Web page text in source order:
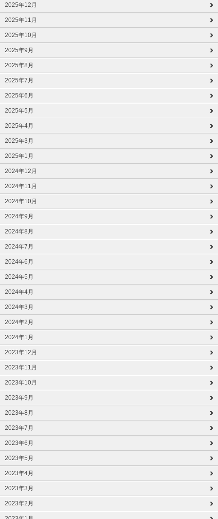
2025年12月
2025年11月
2025年10月
2025年9月
2025年8月
2025年7月
2025年6月
2025年5月
2025年4月
2025年3月
2025年1月
2024年12月
2024年11月
2024年10月
2024年9月
2024年8月
2024年7月
2024年6月
2024年5月
2024年4月
2024年3月
2024年2月
2024年1月
2023年12月
2023年11月
2023年10月
2023年9月
2023年8月
2023年7月
2023年6月
2023年5月
2023年4月
2023年3月
2023年2月